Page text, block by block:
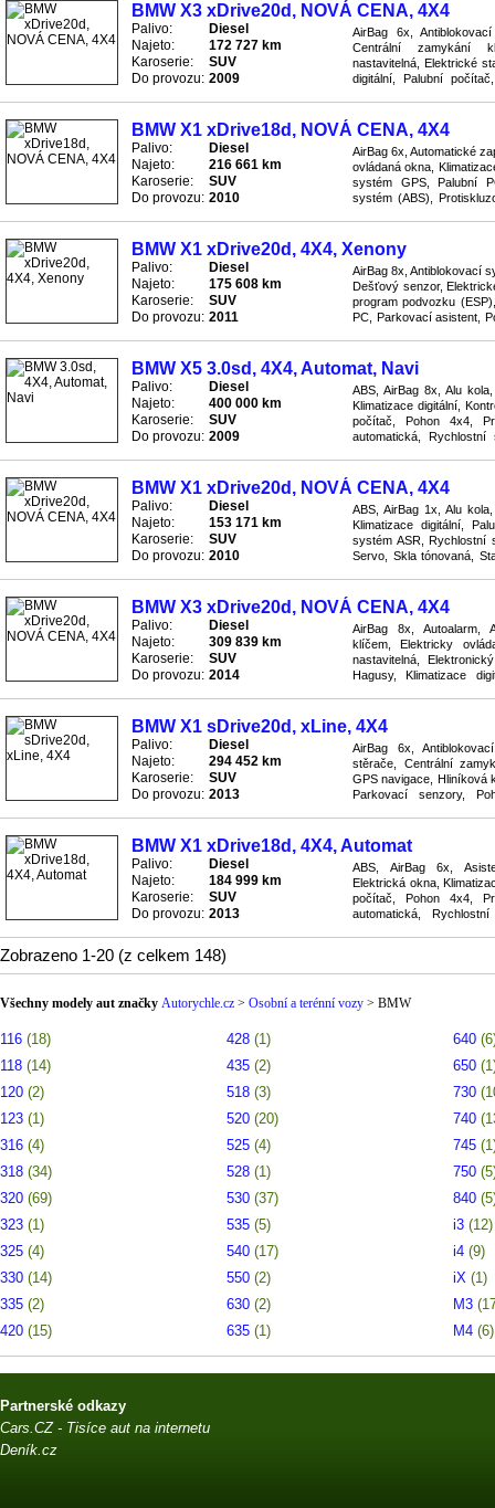
BMW X3 xDrive20d, NOVÁ CENA, 4X4
Palivo:
Diesel
Najeto:
172 727 km
Karoserie:
SUV
Do provozu: 2009
AirBag 6x,
Centrální zamykání
nastavitelná, Elektrické
digitální, Palubní
BMW X1 xDrive18d, NOVÁ CENA, 4X4
Palivo:
Diesel
Najeto:
216 661 km
Karoserie:
SUV
Do provozu: 2010
AirBag 6x, Automatické
ovládaná okna,
systém GPS, Palubní
systém (ABS),
BMW X1 xDrive20d, 4X4, Xenony
Palivo:
Diesel
Najeto:
175 608 km
Karoserie:
SUV
Do provozu: 2011
AirBag 8x, Antiblokovací
Dešťový senzor,
program podvozku
PC, Parkovací asistent,
BMW X5 3.0sd, 4X4, Automat, Navi
Palivo:
Diesel
Najeto:
400 000 km
Karoserie:
SUV
Do provozu: 2009
ABS, AirBag 8x, Alu
Klimatizace digitální,
počítač, Pohon 4x4,
automatická,
BMW X1 xDrive20d, NOVÁ CENA, 4X4
Palivo:
Diesel
Najeto:
153 171 km
Karoserie:
SUV
Do provozu: 2010
ABS, AirBag 1x, Alu
Klimatizace digitální,
systém ASR, Rychlostní
Servo, Skla tónovaná,
BMW X3 xDrive20d, NOVÁ CENA, 4X4
Palivo:
Diesel
Najeto:
309 839 km
Karoserie:
SUV
Do provozu: 2014
AirBag 8x, Autoalarm,
klíčem, Elektricky
nastavitelná,
Hagusy, Klimatizace
BMW X1 sDrive20d, xLine, 4X4
Palivo:
Diesel
Najeto:
294 452 km
Karoserie:
SUV
Do provozu: 2013
AirBag 6x,
stěrače, Centrální
GPS navigace, Hliníková
Parkovací senzory,
BMW X1 xDrive18d, 4X4, Automat
Palivo:
Diesel
Najeto:
184 999 km
Karoserie:
SUV
Do provozu: 2013
ABS, AirBag 6x,
Elektrická okna,
počítač, Pohon 4x4,
automatická,
Zobrazeno 1-20 (z celkem 148)
Všechny modely aut značky Autorychle.cz > Osobní a terénní vozy > BMW
116 (18)
118 (14)
120 (2)
123 (1)
316 (4)
318 (34)
320 (69)
323 (1)
325 (4)
330 (14)
335 (2)
420 (15)
428 (1)
435 (2)
518 (3)
520 (20)
525 (4)
528 (1)
530 (37)
535 (5)
540 (17)
550 (2)
630 (2)
635 (1)
640
650
730
740
745
750
840
i3 (12)
i4 (9)
iX (1)
M3
M4 (6)
Partnerské odkazy
Cars.CZ - Tisíce aut na internetu
Deník.cz